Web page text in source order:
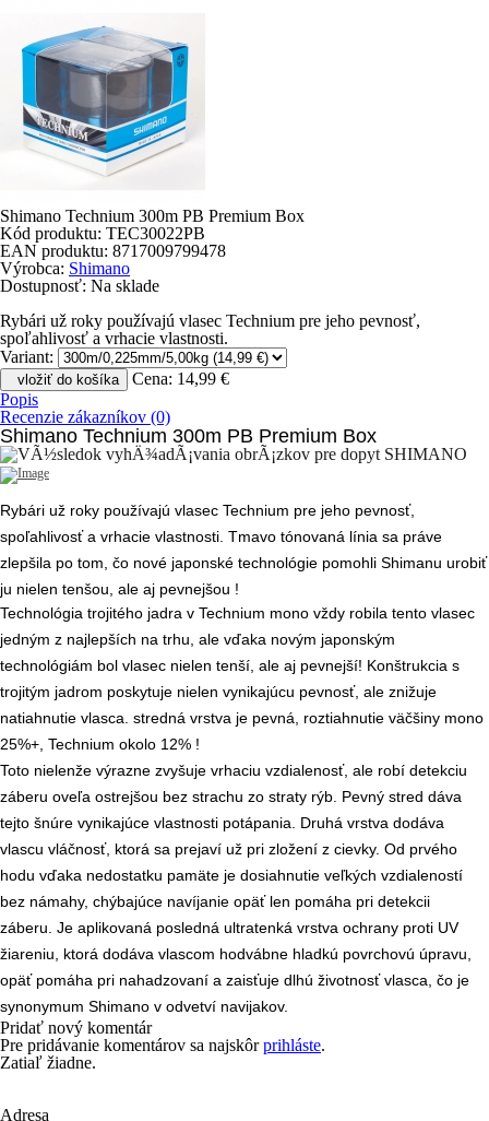
Shimano Technium 300m PB Premium Box
Kód produktu: TEC30022PB
EAN produktu: 8717009799478
Výrobca: Shimano
Dostupnosť: Na sklade
Rybári už roky používajú vlasec Technium pre jeho pevnosť,
spoľahlivosť a vrhacie vlastnosti.
Variant:
vložiť do košíka Cena: 14,99 €
Popis
Recenzie zákazníkov (0)
Shimano Technium 300m PB Premium Box
Rybári už roky používajú vlasec Technium pre jeho pevnosť,
spoľahlivosť a vrhacie vlastnosti. Tmavo tónovaná línia sa práve
zlepšila po tom, čo nové japonské technológie pomohli Shimanu urobiť
ju nielen tenšou, ale aj pevnejšou !
Technológia trojitého jadra v Technium mono vždy robila tento vlasec
jedným z najlepších na trhu, ale vďaka novým japonským
technológiám bol vlasec nielen tenší, ale aj pevnejší! Konštrukcia s
trojitým jadrom poskytuje nielen vynikajúcu pevnosť, ale znižuje
natiahnutie vlasca. stredná vrstva je pevná, roztiahnutie väčšiny mono
25%+, Technium okolo 12% !
Toto nielenže výrazne zvyšuje vrhaciu vzdialenosť, ale robí detekciu
záberu oveľa ostrejšou bez strachu zo straty rýb. Pevný stred dáva
tejto šnúre vynikajúce vlastnosti potápania. Druhá vrstva dodáva
vlascu vláčnosť, ktorá sa prejaví už pri zložení z cievky. Od prvého
hodu vďaka nedostatku pamäte je dosiahnutie veľkých vzdialeností
bez námahy, chýbajúce navíjanie opäť len pomáha pri detekcii
záberu. Je aplikovaná posledná ultratenká vrstva ochrany proti UV
žiareniu, ktorá dodáva vlascom hodvábne hladkú povrchovú úpravu,
opäť pomáha pri nahadzovaní a zaisťuje dlhú životnosť vlasca, čo je
synonymum Shimano v odvetví navijakov.
Pridať nový komentár
Pre pridávanie komentárov sa najskôrprihláste.
Zatiaľ žiadne.
Adresa